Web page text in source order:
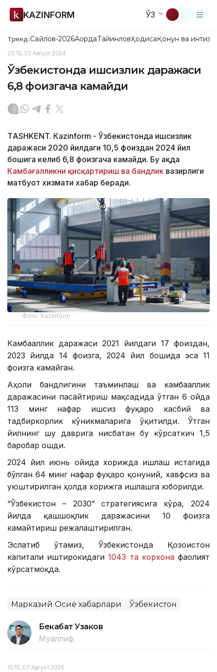
KAZINFORM ЎЗ
Тренд:Сайлов-2026АқордаТайинловҲодисаҚонун ва
20:10, 02 Август 2024
Ўзбекистонда ишсизлик даражаси
6,8 фоизгача камайди
ТASHKENT. Кazinform - Ўзбекистонда ишсизлик
даражаси 2020 йилдаги 10,5 фоиздан 2024 йил
бошига келиб 6,8 фоизгача камайди. Бу ҳақда
Камбағалликни қисқартириш ва бандлик вазирлиги
матбуот хизмати хабар беради.
Фото: Kazinform
Камбағаллик даражаси 2021 йилдаги 17 фоиздан,
2023 йилда 14 фоизга, 2024 йил бошида эса 11
фоизга камайган.
Аҳоли бандлигини таъминлаш ва камбағаллик
даражасини пасайтириш мақсадида ўтган 6 ойда
113 минг нафар ишсиз фуқаро касбий ва
тадбиркорлик кўникмаларига ўқитилди. Ўтган
йилнинг шу даврига нисбатан бу кўрсаткич 1,5
баробар ошди.
2024 йил июнь ойида хорижда ишлаш истагида
бўлган 64 минг нафар фуқаро қонуний, хавфсиз ва
уюштирилган ҳолда хорижга ишлашга юборилди.
“Ўзбекистон – 2030” стратегиясига кўра, 2024
йилда қашшоқлик даражасини 10 фоизга
камайтириш режалаштирилган.
Эслатиб ўтамиз, Ўзбекистонда Қозоғистон
капитали иштирокидаги1043 та корхонафаолият
кўрсатмоқда.
Марказий Осиё хабарлари Ўзбекистон
Бекабат Узаков
Муаллиф
15:15, 07 Август 2026